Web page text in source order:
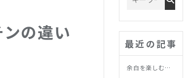
の違い
最近の記事
余白を楽しむ北